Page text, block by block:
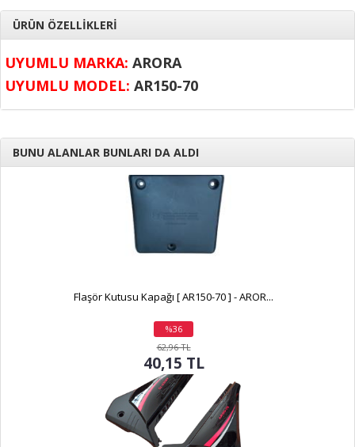
ÜRÜN ÖZELLİKLERİ
UYUMLU MARKA: ARORA
UYUMLU MODEL: AR150-70
BUNU ALANLAR BUNLARI DA ALDI
Flaşör Kutusu Kapağı [ AR150-70 ] - AROR...
%36
indirim
62,96 TL
40,15 TL